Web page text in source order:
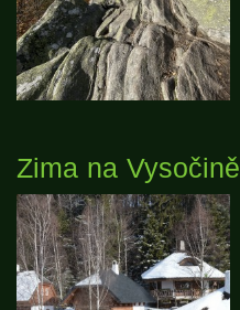
Zima na Vysočině